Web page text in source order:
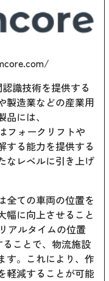
識技術を提供する
製造業などの産業用
には、
フォークリフトや
する能力を提供する
なレベルに引き上げ
全ての車両の位置を
幅に向上させること
アルタイムの位置
ことで、物流施設
す。これにより、作
軽減することが可能